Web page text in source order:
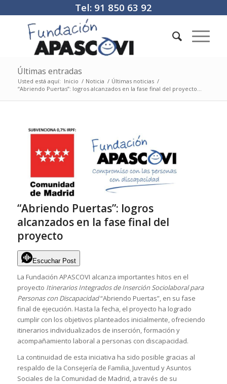
Tel: 91 850 63 92
Últimas entradas
Usted está aquí: Inicio / Noticia / Últimas noticias /
“Abriendo Puertas”: logros alcanzados en la fase final del proyecto...
“Abriendo Puertas”: logros
alcanzados en la fase final del
proyecto
Escuchar Post
La Fundación APASCOVI alcanza importantes hitos en el
proyecto Itinerarios Integrados de Inserción Sociolaboral para
Personas con Discapacidad“Abriendo Puertas”, en su fase
final de ejecución. Hasta la fecha, el proyecto ha logrado
cumplir con los objetivos planteados inicialmente, ofreciendo
itinerarios individualizados de inserción, formación y
acompañamiento laboral a personas con discapacidad.
La continuidad de esta iniciativa ha sido posible gracias al
respaldo de la Consejería de Familia, Juventud y Asuntos
Sociales de la Comunidad de Madrid, a través de su